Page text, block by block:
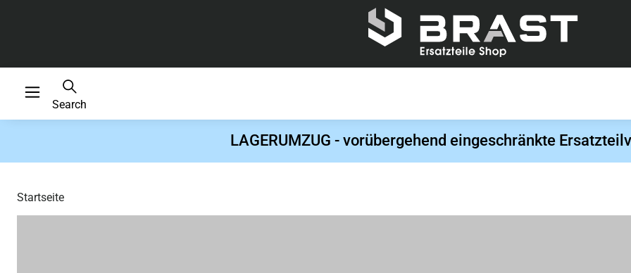
Search
LAGERUMZUG - vorübergehend eingeschränkte
Startseite